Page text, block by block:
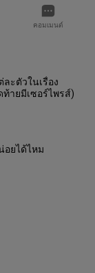
คอมเมนต์
ะตัวในเรื่อง
ท้ายมีเซอร์ไพรส์)
อยได้ไหม